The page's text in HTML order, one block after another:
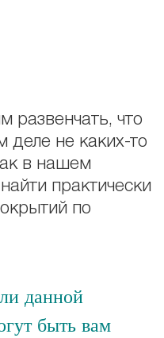
развенчать, что
деле не каких-то
в нашем
практически
по
данной
быть вам